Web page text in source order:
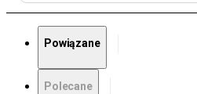
Powiązane
Polecane